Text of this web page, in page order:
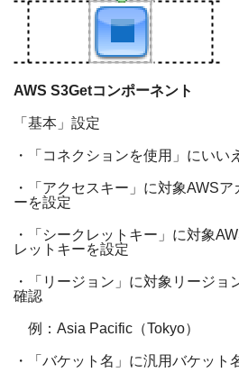
AWS S3Getコンポーネント
「基本」設定
・「コネクションを使用」にいい
・「アクセスキー」に対象AWSア
ーを設定
・「シークレットキー」に対象
レットキーを設定
・「リージョン」に対象リージョ
確認
例： Asia Pacific （Tokyo）
・「バケット名」に汎用バケット